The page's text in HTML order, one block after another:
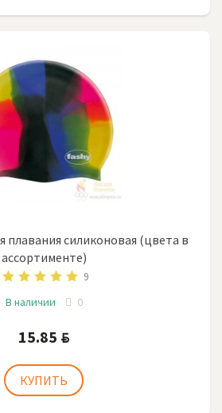
плавания силиконовая (цвета в
ассортименте)
9
В наличии 0
15.85 BYN